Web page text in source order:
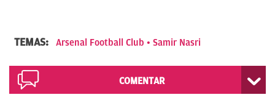
TEMAS: Arsenal Football Club Samir Nasri
COMENTAR